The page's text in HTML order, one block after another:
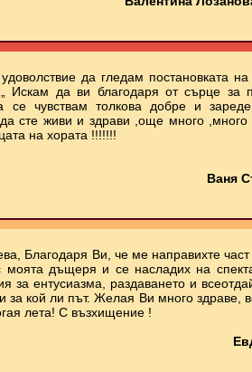
да гледам постановката
„ Искам да ви благодаря от сърце за
се чувствам толкова добре и
сте живи и здрави ,още много ,много
на хората !!!!!!!
Ваня
Благодаря Ви, че ме направихте
моята дъщеря и се насладих на
за ентусиазма, раздаването и
кой ли път. Желая Ви много здраве,
лета! С възхищение !